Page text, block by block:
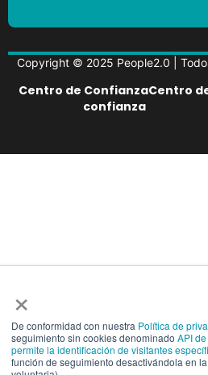
×
De conformidad con nuestra Política de
seguimiento sin cookies denominado API
permite la identificación de visitantes
función de seguimiento desactivándola en
Copyright © 2025 People2.0 |
Centro de ConfianzaCentro
confianza